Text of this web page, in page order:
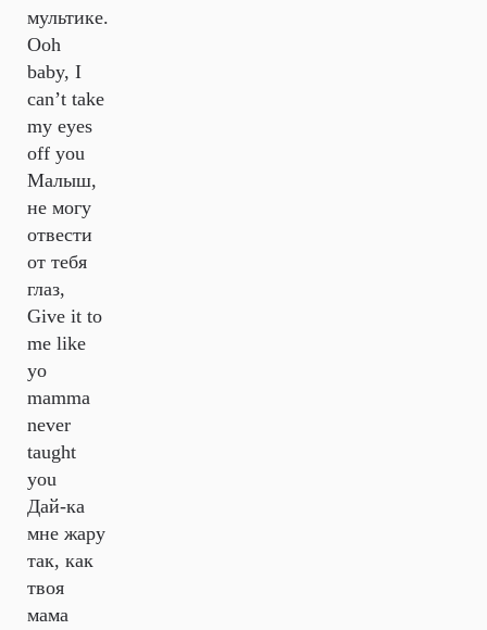
мультике.
Ooh
baby, I
can’t take
my eyes
off you
Малыш,
не могу
отвести
от тебя
глаз,
Give it to
me like
yo
mamma
never
taught
you
Дай-ка
мне жару
так, как
твоя
мама